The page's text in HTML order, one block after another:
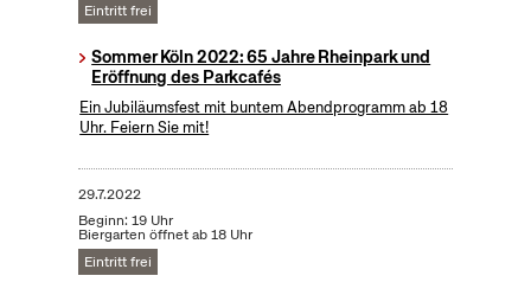
Eintritt frei
Sommer Köln 2022: 65 Jahre Rheinpark und
Eröffnung des Parkcafés
Ein Jubiläumsfest mit buntem Abendprogramm ab 18
Uhr. Feiern Sie mit!
29.7.2022
Beginn: 19 Uhr
Biergarten öffnet ab 18 Uhr
Eintritt frei